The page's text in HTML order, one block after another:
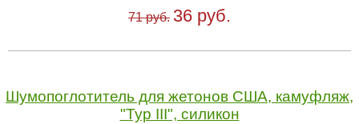
71 руб. 36 руб.
Шумопоглотитель для жетонов США, камуфляж,
"Typ III", силикон